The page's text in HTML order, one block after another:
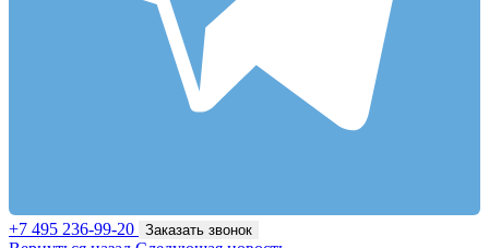
+7 495 236-99-20 Заказать звонок